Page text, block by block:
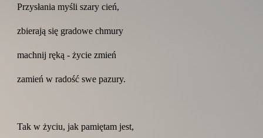
Przysłania myśli szary cień,
zbierają się gradowe chmury
machnij ręką - życie zmień
zamień w radość swe pazury.
Tak w życiu, jak pamiętam jest,